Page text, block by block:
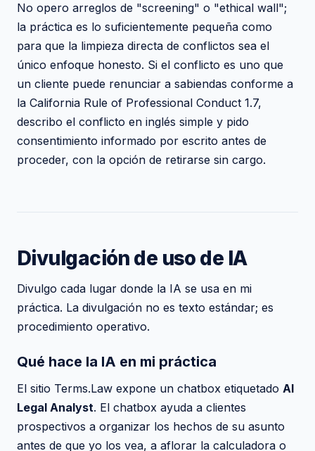
No opero arreglos de "screening" o "ethical wall";
la práctica es lo suficientemente pequeña como
para que la limpieza directa de conflictos sea el
único enfoque honesto. Si el conflicto es uno que
un cliente puede renunciar a sabiendas conforme a
la California Rule of Professional Conduct 1.7,
describo el conflicto en inglés simple y pido
consentimiento informado por escrito antes de
proceder, con la opción de retirarse sin cargo.
Divulgación de uso de IA
Divulgo cada lugar donde la IA se usa en mi
práctica. La divulgación no es texto estándar; es
procedimiento operativo.
Qué hace la IA en mi práctica
El sitio Terms.Law expone un chatbox etiquetado AI
Legal Analyst. El chatbox ayuda a clientes
prospectivos a organizar los hechos de su asunto
antes de que yo los vea, a aflorar la calculadora o